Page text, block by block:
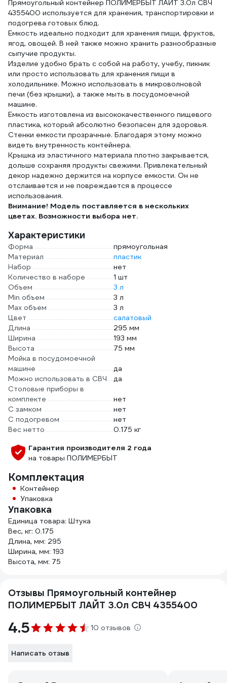
Прямоугольный контейнер ПОЛИМЕРБЫТ ЛАЙТ 3.0л СВЧ
4355400 используется для хранения, транспортировки и
подогрева готовых блюд.
Емкость идеально подходит для хранения пищи, фруктов,
ягод, овощей. В ней также можно хранить разнообразные
сыпучие продукты.
Изделие удобно брать с собой на работу, учебу, пикник
или просто использовать для хранения пищи в
холодильнике. Можно использовать в микроволновой
печи (без крышки), а также мыть в посудомоечной
машине.
Емкость изготовлена из высококачественного пищевого
пластика, который абсолютно безопасен для здоровья.
Стенки емкости прозрачные. Благодаря этому можно
видеть внутренность контейнера.
Крышка из эластичного материала плотно закрывается,
дольше сохраняя продукты свежими. Привлекательный
декор надежно держится на корпусе емкости. Он не
отслаивается и не повреждается в процессе
использования.
Внимание! Модель поставляется в нескольких
цветах. Возможности выбора нет.
Характеристики
Форма
прямоугольная
Материал
пластик
Набор
нет
Количество в наборе
1 шт
Объем
3 л
Min объем
3 л
Max объем
3 л
Цвет
салатовый
Длина
295 мм
Ширина
193 мм
Высота
75 мм
Мойка в посудомоечной
машине
да
Можно использовать в СВЧ
да
Столовые приборы в
комплекте
нет
С замком
нет
С подогревом
нет
Вес нетто
0.175 кг
Гарантия производителя 2 года
на товары ПОЛИМЕРБЫТ
Комплектация
Контейнер
Упаковка
Упаковка
Единица товара: Штука
Вес, кг: 0.175
Длина, мм: 295
Ширина, мм: 193
Высота, мм: 75
Отзывы Прямоугольный контейнер
ПОЛИМЕРБЫТ ЛАЙТ 3.0л СВЧ 4355400
4.5 10 отзывов
Написать отзыв